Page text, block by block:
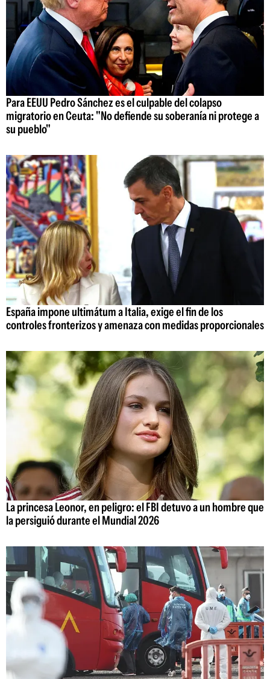
Para EEUU Pedro Sánchez es el culpable del colapso
migratorio en Ceuta: "No defiende su soberanía ni protege a
su pueblo"
España impone ultimátum a Italia, exige el fin de los
controles fronterizos y amenaza con medidas proporcionales
La princesa Leonor, en peligro: el FBI detuvo a un hombre que
la persiguió durante el Mundial 2026